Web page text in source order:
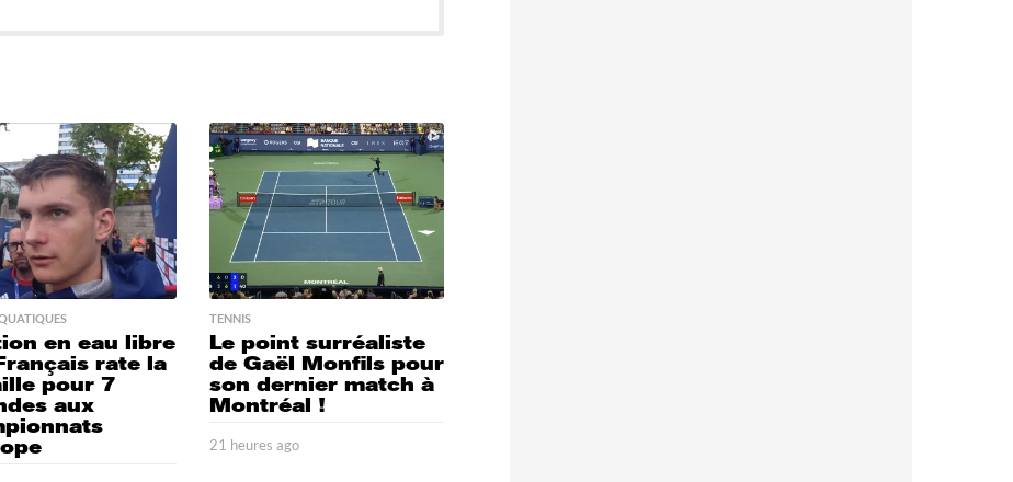
en eau libre
rate la
pour 7
aux
TENNIS
Le point surréaliste
de Gaël Monfils pour
son dernier match à
Montréal !
21 heures ago2